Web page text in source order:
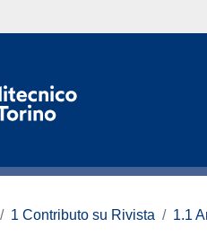
1 Contributo su Rivista 1.1